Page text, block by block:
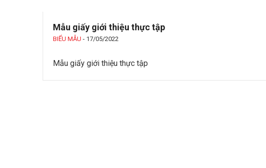
Mẫu giấy giới thiệu thực tập
BIỂU MẪU - 17/05/2022
Mẫu giấy giới thiệu thực tập